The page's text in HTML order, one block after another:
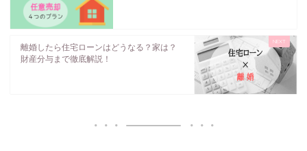
離婚したら住宅ローンはどうなる？家は？
財産分与まで徹底解説！